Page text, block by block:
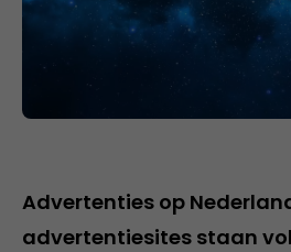
Advertenties op
advertentiesites staan